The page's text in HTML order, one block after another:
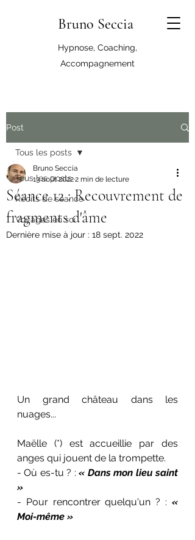
Bruno Seccia
Hypnose, Coaching,
Accompagnement
Post
Tous les posts
Récits de séance
Voyages en soi
Tous les posts
Séance 12 : Recouvrement de
fragments d'âme
Bruno Seccia
13 août 20222 min de lecture
Dernière mise à jour : 18 sept. 2022
Un grand château dans les
nuages...
Maëlle (*)
est accueillie par des
anges qui jouent de la trompette.
- Où es-tu ? : « Dans mon lieu saint
»
- Pour rencontrer quelqu'un ? : «
Moi-même »